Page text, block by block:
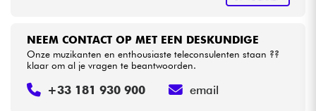
NEEM CONTACT OP MET EEN DESKUNDIGE
Onze muzikanten en enthousiaste teleconsulenten staan ??
klaar om al je vragen te beantwoorden.
+33 181 930 900 email